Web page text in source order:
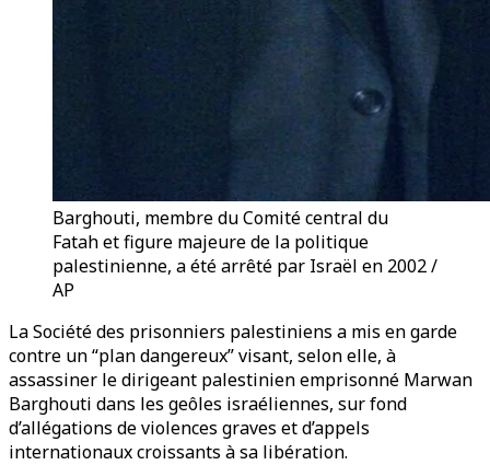
Barghouti, membre du Comité central du
Fatah et figure majeure de la politique
palestinienne, a été arrêté par Israël en 2002 /
AP
La Société des prisonniers palestiniens a mis en garde
contre un “plan dangereux” visant, selon elle, à
assassiner le dirigeant palestinien emprisonné Marwan
Barghouti dans les geôles israéliennes, sur fond
d’allégations de violences graves et d’appels
internationaux croissants à sa libération.